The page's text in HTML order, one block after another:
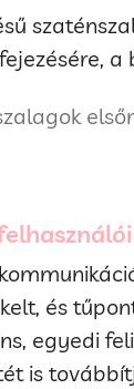
szaténs
a
és
egyedi
is